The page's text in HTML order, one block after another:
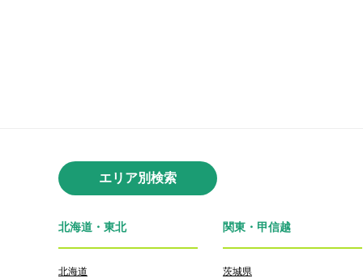
エリア別検索
北海道・東北
北海道
関東・甲信越
茨城県